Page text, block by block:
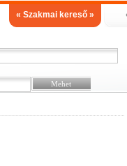
« Szakmai kereső »